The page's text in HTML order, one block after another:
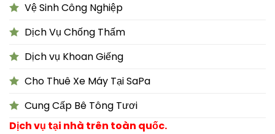
Vệ Sinh Công Nghiệp
Dịch Vụ Chống Thấm
Dịch vụ Khoan Giếng
Cho Thuê Xe Máy Tại SaPa
Cung Cấp Bê Tông Tươi
Dịch vụ tại nhà trên toàn quốc.